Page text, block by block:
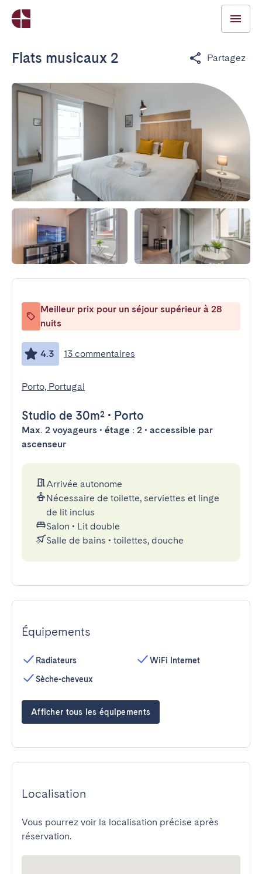
Flats musicaux 2 Partagez
Meilleur prix pour un séjour supérieur à 28
nuits
4.3 13 commentaires
Porto, Portugal
Studio de 30m² • Porto
Max. 2 voyageurs • étage : 2 • accessible par
ascenseur
Arrivée autonome
Nécessaire de toilette, serviettes et linge
de lit inclus
Salon • Lit double
Salle de bains • toilettes, douche
Équipements
Radiateurs
Sèche-cheveux
WiFi Internet
Afficher tous les équipements
Localisation
Vous pourrez voir la localisation précise après
réservation.